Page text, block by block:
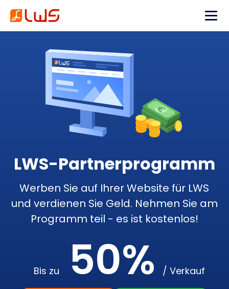
LWS-Partnerprogramm
Werben Sie auf Ihrer Website für LWS
und verdienen Sie Geld. Nehmen Sie am
Programm teil - es ist kostenlos!
Bis zu 50% / Verkauf